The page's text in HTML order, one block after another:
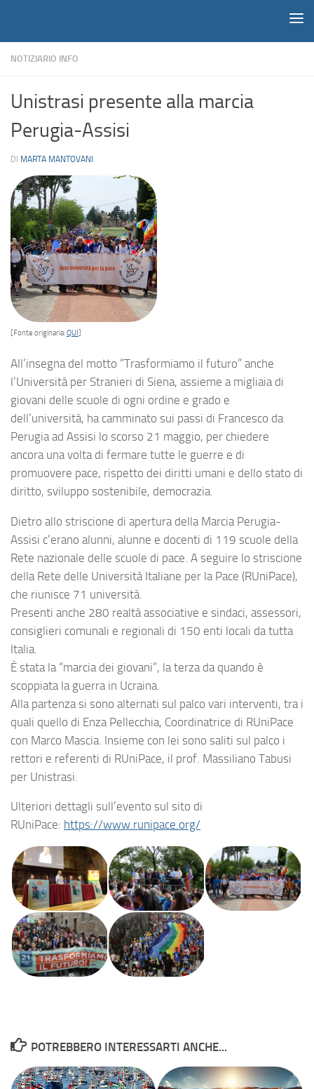
NOTIZIARIO INFO
Unistrasi presente alla marcia
Perugia-Assisi
DI MARTA MANTOVANI
[Fonte originaria:QUI
All’insegna del motto “Trasformiamo il futuro” anche
l’Università per Stranieri di Siena, assieme a migliaia di
giovani delle scuole di ogni ordine e grado e
dell’università, ha camminato sui passi di Francesco da
Perugia ad Assisi lo scorso 21 maggio, per chiedere
ancora una volta di fermare tutte le guerre e di
promuovere pace, rispetto dei diritti umani e dello stato di
diritto, sviluppo sostenibile, democrazia.
Dietro allo striscione di apertura della Marcia Perugia-
Assisi c’erano alunni, alunne e docenti di 119 scuole della
Rete nazionale delle scuole di pace. A seguire lo striscione
della Rete delle Università Italiane per la Pace (RUniPace),
che riunisce 71 università.
Presenti anche 280 realtà associative e sindaci, assessori,
consiglieri comunali e regionali di 150 enti locali da tutta
Italia.
È stata la “marcia dei giovani”, la terza da quando è
scoppiata la guerra in Ucraina.
Alla partenza si sono alternati sul palco vari interventi, tra i
quali quello di Enza Pellecchia, Coordinatrice di RUniPace
con Marco Mascia. Insieme con lei sono saliti sul palco i
rettori e referenti di RUniPace, il prof. Massiliano Tabusi
per Unistrasi.
Ulteriori dettagli sull’evento sul sito di
RUniPace: https://www.runipace.org/
POTREBBERO INTERESSARTI ANCHE...